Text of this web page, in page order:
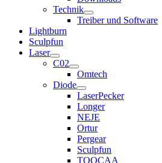
Technik
Treiber und Software
Lightburn
Sculpfun
Laser
C02
Omtech
Diode
LaserPecker
Longer
NEJE
Ortur
Pergear
Sculpfun
TOOCAA